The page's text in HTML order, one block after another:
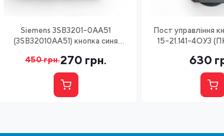
Siemens 3SB3201-0AA51
(3SB32010AA51) кнопка синя
450грн.270 грн.
Пост управління
15-21.141-4ОУ3
630